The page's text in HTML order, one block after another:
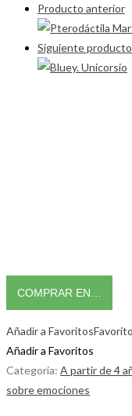
Producto anterior
Siguiente producto
COMPRAR EN…
Añadir a FavoritosFavorito
Añadir a Favoritos
Categoría: A partir de 4
sobre emociones